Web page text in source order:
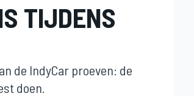
TIJDENS
de IndyCar proeven: de
doen.